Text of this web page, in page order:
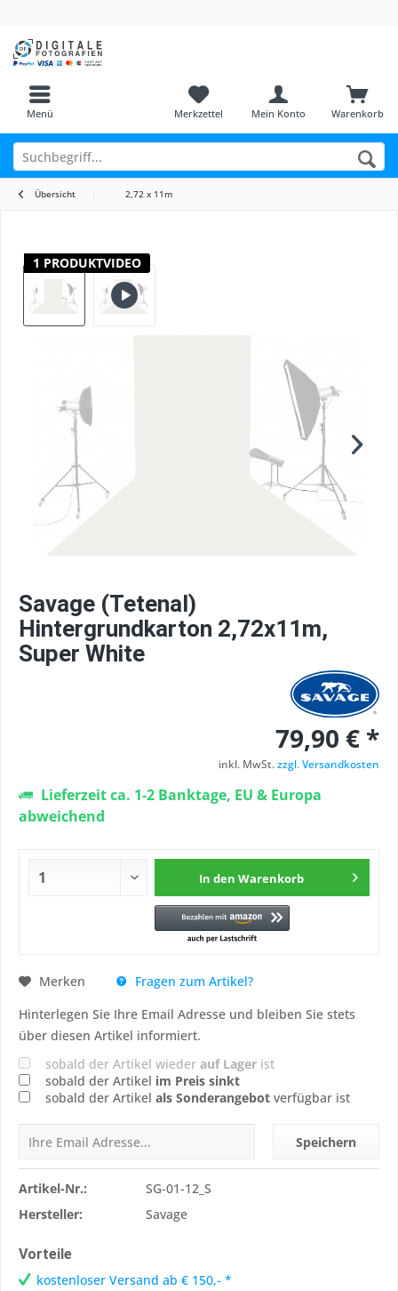
Menü Warenkorb
Merkzettel Mein Konto
Übersicht 2,72 x 11m
1 PRODUKTVIDEO
Savage (Tetenal)
Hintergrundkarton 2,72x11m,
Super White
79,90 € *
inkl. MwSt.zzgl. Versandkosten
Lieferzeit ca. 1-2 Banktage, EU & Europa
abweichend
In den Warenkorb
Merken
Fragen zum Artikel?
Hinterlegen Sie Ihre Email Adresse und bleiben Sie stets
über diesen Artikel informiert.
sobald der Artikel wieder auf Lager ist
sobald der Artikel im Preis sinkt
sobald der Artikel als Sonderangebot verfügbar ist
Speichern
Artikel-Nr.:
SG-01-12_S
Hersteller:
Savage
Vorteile
kostenloser Versand ab € 150,- *